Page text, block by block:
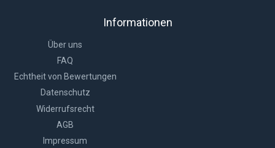
Informationen
Über uns
FAQ
Echtheit von Bewertungen
Datenschutz
Widerrufsrecht
AGB
Impressum